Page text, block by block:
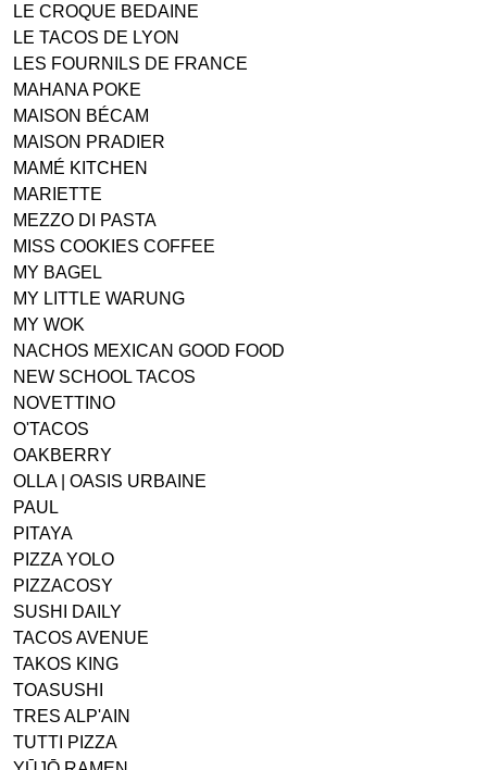
LE CROQUE BEDAINE
LE TACOS DE LYON
LES FOURNILS DE FRANCE
MAHANA POKE
MAISON BÉCAM
MAISON PRADIER
MAMÉ KITCHEN
MARIETTE
MEZZO DI PASTA
MISS COOKIES COFFEE
MY BAGEL
MY LITTLE WARUNG
MY WOK
NACHOS MEXICAN GOOD FOOD
NEW SCHOOL TACOS
NOVETTINO
O'TACOS
OAKBERRY
OLLA | OASIS URBAINE
PAUL
PITAYA
PIZZA YOLO
PIZZACOSY
SUSHI DAILY
TACOS AVENUE
TAKOS KING
TOASUSHI
TRES ALP'AIN
TUTTI PIZZA